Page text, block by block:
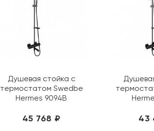
Душевая стойка с
термостатом Swedbe
Hermes 9094B
45 768 ₽ 43